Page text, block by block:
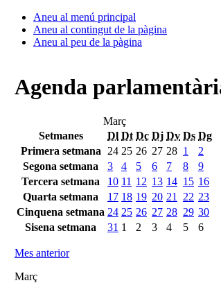
Aneu al menú principal
Aneu al contingut de la pàgina
Aneu al peu de la pàgina
Agenda
Març
Setmanes
Dl Dt Dc Dj Dv Ds Dg
Primera setmana
24 25 26 27 28 1
2
Segona setmana
3 4 5 6 7 8
9
Tercera setmana
10 11 12 13 14 15 16
Quarta setmana
17 18 19 20 21 22 23
Cinquena setmana 24 25 26 27 28 29 30
Sisena setmana
31 1 2 3 4 5 6
Mes anterior
Març